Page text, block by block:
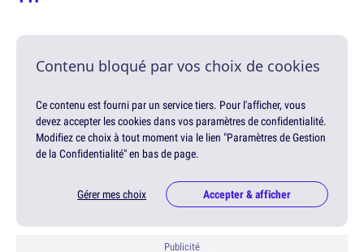
Contenu bloqué par vos choix de cookies
Ce contenu est fourni par un service tiers. Pour l'afficher, vous
devez accepter les cookies dans vos paramètres de confidentialité.
Modifiez ce choix à tout moment via le lien "Paramètres de Gestion
de la Confidentialité" en bas de page.
Gérer mes choix Accepter & afficher
Publicité